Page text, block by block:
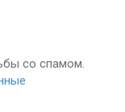
со спамом.